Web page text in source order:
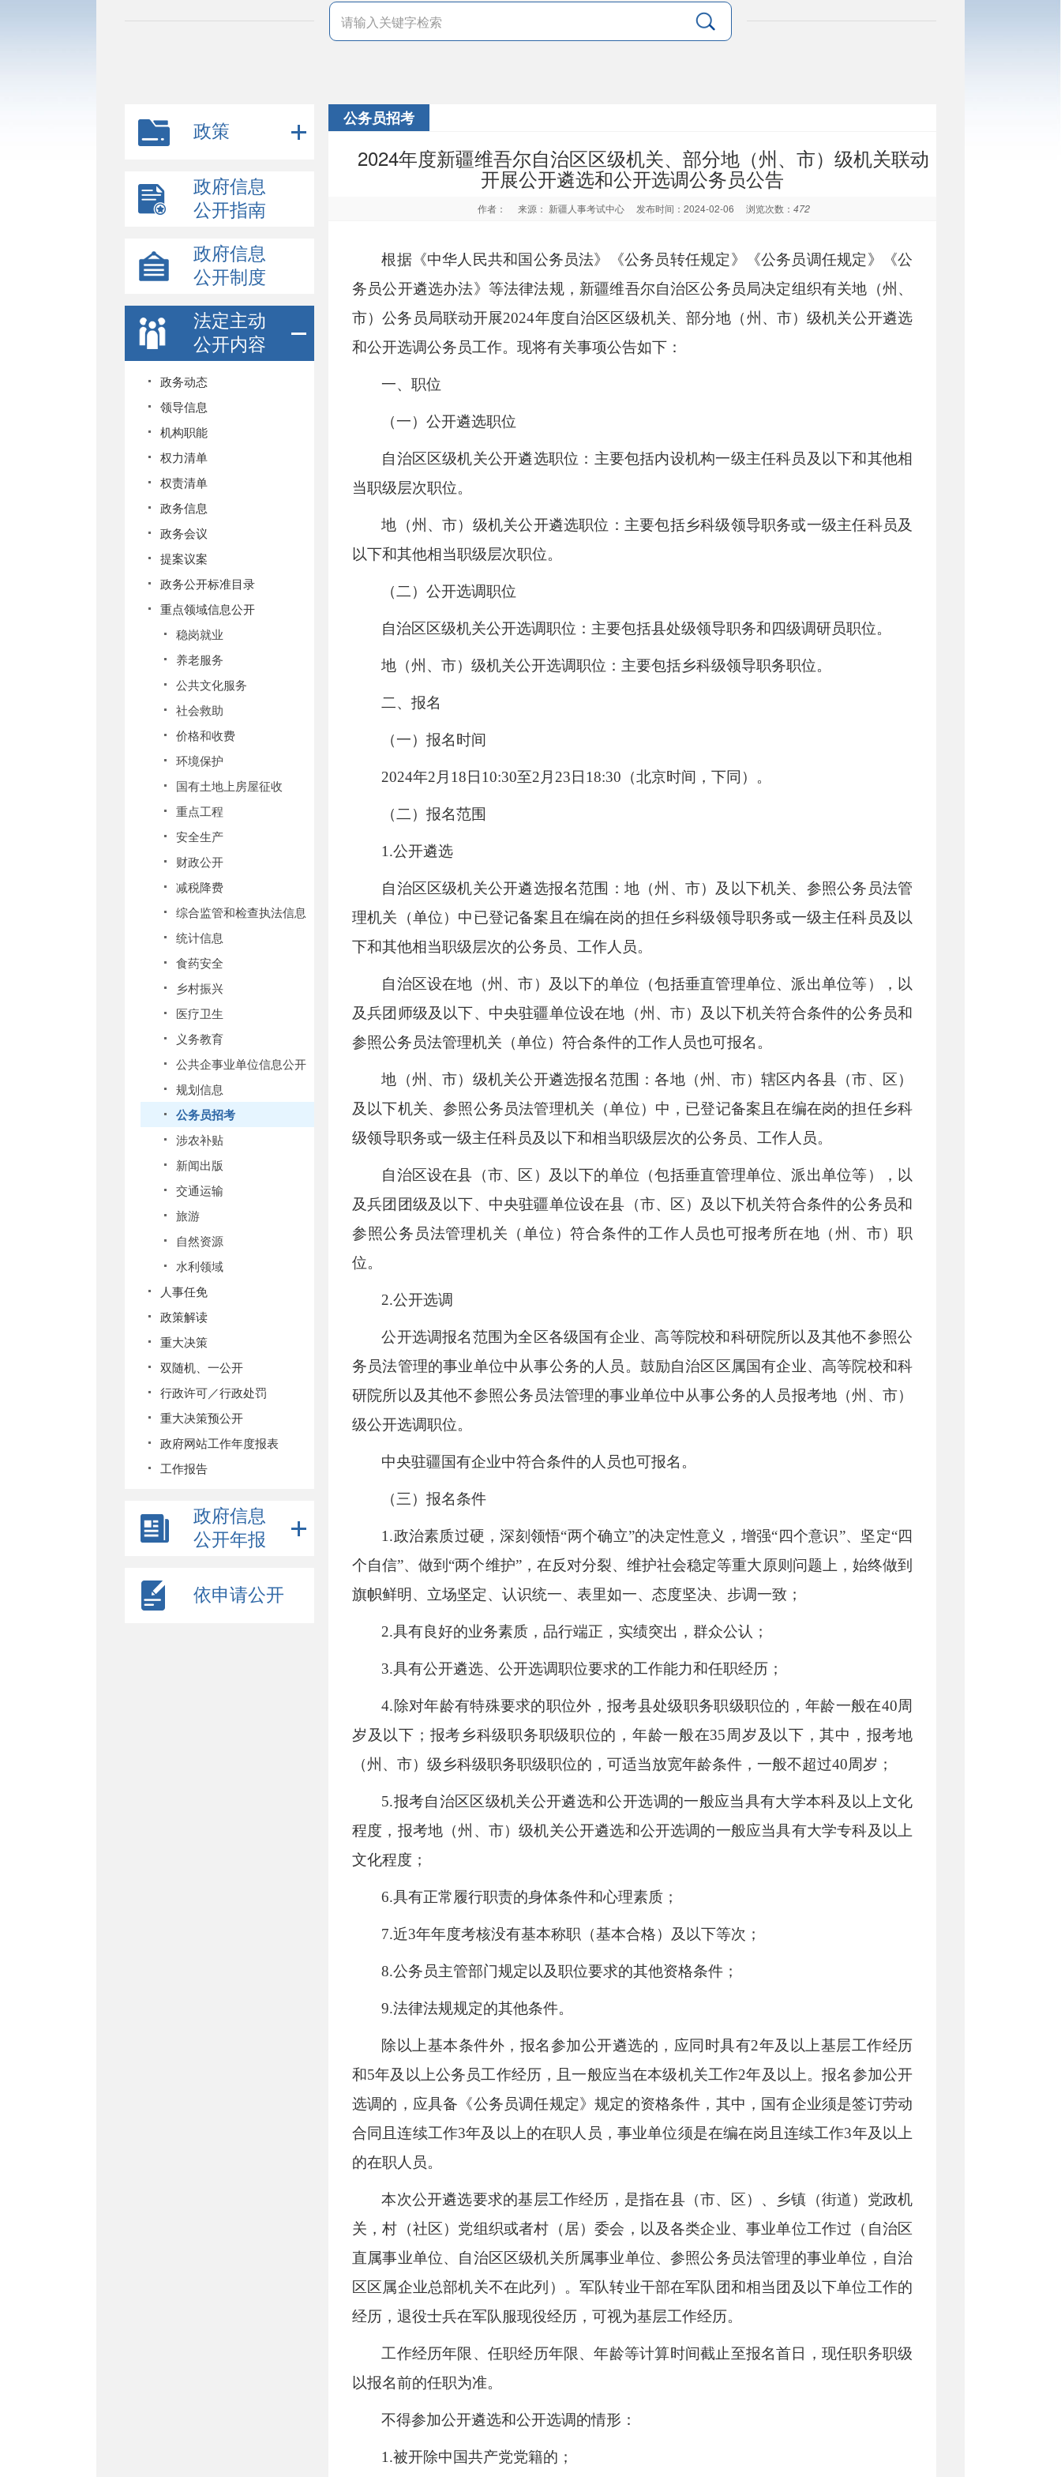
政策
政府信息
公开指南
政府信息
公开制度
法定主动
公开内容
政务动态
领导信息
机构职能
权力清单
权责清单
政务信息
政务会议
提案议案
政务公开标准目录
重点领域信息公开
稳岗就业
养老服务
公共文化服务
社会救助
价格和收费
环境保护
国有土地上房屋征收
重点工程
安全生产
财政公开
减税降费
综合监管和检查执法信息
统计信息
食药安全
乡村振兴
医疗卫生
义务教育
公共企事业单位信息公开
规划信息
公务员招考
涉农补贴
新闻出版
交通运输
旅游
自然资源
水利领域
人事任免
政策解读
重大决策
双随机、一公开
行政许可／行政处罚
重大决策预公开
政府网站工作年度报表
工作报告
政府信息
公开年报
依申请公开
公务员招考
2024年度新疆维吾尔自治区区级机关、部分地（州、市）级机关联动
开展公开遴选和公开选调公务员公告
作者： 来源： 新疆人事考试中心 发布时间：2024-02-06 浏览次数： 472
根据《中华人民共和国公务员法》《公务员转任规定》《公务员调任规定》《公
务员公开遴选办法》等法律法规，新疆维吾尔自治区公务员局决定组织有关地（州、
市）公务员局联动开展2024年度自治区区级机关、部分地（州、市）级机关公开遴选
和公开选调公务员工作。现将有关事项公告如下：
一、职位
（一）公开遴选职位
自治区区级机关公开遴选职位： 主要包括内设机构一级主任科员及以下和其他相
当职级层次职位。
地（州、市）级机关公开遴选职位： 主要包括乡科级领导职务或一级主任科员及
以下和其他相当职级层次职位。
（二）公开选调职位
自治区区级机关公开选调职位： 主要包括县处级领导职务和四级调研员职位。
地（州、市）级机关公开选调职位 ： 主要包括乡科级领导职务职位。
二、报名
（一）报名时间
2024年2 月 18 日 10:30至2 月 23 日 18:30 （北京时间，下同） 。
（二）报名范围
1.公开遴选
自治区区级机关公开遴选报名范围： 地（州、市）及以下机关、参照公务员法管
理机关（单位）中已登记备案且在编在岗的担任乡科级领导职务或一级主任科员及以
下和其他相当职级层次的公务员、工作人员。
自治区设在地（州、市）及以下的单位（包括垂直管理单位、派出单位等），以
及兵团师级及以下、中央驻疆单位设在地（州、市）及以下机关符合条件的公务员和
参照公务员法管理机关（单位）符合条件的工作人员也可报名。
地（州、市）级机关公开遴选报名范围：各地（州、市）辖区内各县（市、区）
及以下机关、参照公务员法管理机关（单位）中，已登记备案且在编在岗的担任乡科
级领导职务或一级主任科员及以下和相当职级层次的公务员、工作人员。
自治区设在县（市、区）及以下的单位（包括垂直管理单位、派出单位等），以
及兵团团级及以下、中央驻疆单位设在县（市、区）及以下机关符合条件的公务员和
参照公务员法管理机关（单位）符合条件的工作人员也可报考所在地（州、市）职
位。
2.公开选调
公开选调报名范围为全区各级国有企业、高等院校和科研院所以及其他不参照公
务员法管理的事业单位中从事公务的人员。鼓励自治区区属国有企业、高等院校和科
研院所以及其他不参照公务员法管理的事业单位中从事公务的人员报考地（州、市）
级公开选调职位。
中央驻疆国有企业中符合条件的人员也可报名。
（三）报名条件
1.政治素质过硬，深刻领悟“两个确立”的决定性意义，增强“四个意识”、坚定“四
个自信”、做到 “两个维护”，在反对分裂、维护社会稳定等重大原则问题上，始终做到
旗帜鲜明、立场坚定、认识统一、表里如一、态度坚决、步调一致；
2.具有良好的业务素质，品行端正，实绩突出，群众公认；
3.具有公开遴选、公开选调职位要求的工作能力和任职经历；
4.除对年龄有特殊要求的职位外，报考县处级职务职级职位的，年龄一般在40周
岁及以下；报考乡科级职务职级职位的，年龄一般在35周岁及以下，其中，报考地
（州、市）级乡科级职务职级职位的，可适当放宽年龄条件，一般不超过40周岁；
5.报考自治区区级机关公开遴选和公开选调的一般应当具有大学本科及以上文化
程度，报考地（州、市）级机关公开遴选和公开选调的一般应当具有大学专科及以上
文化程度；
6.具有正常履行职责的身体条件和心理素质；
7.近3年年度考核没有基本称职（基本合格）及以下等次；
8.公务员主管部门规定以及职位要求的其他资格条件；
9.法律法规规定的其他条件。
除以上基本条件外，报名参加公开遴选的，应同时具有2年及以上基层工作经历
和5年及以上公务员工作经历，且一般应当在本级机关工作2年及以上。报名参加公开
选调的，应具备《公务员调任规定》规定的资格条件，其中，国有企业须是签订劳动
合同且连续工作3年及以上的在职人员，事业单位须是在编在岗且连续工作3年及以上
的在职人员。
本次公开遴选要求的基层工作经历，是指在县（市、区）、乡镇（街道）党政机
关，村（社区）党组织或者村（居）委会，以及各类企业、事业单位工作过（自治区
直属事业单位、自治区区级机关所属事业单位、参照公务员法管理的事业单位，自治
区区属企业总部机关不在此列）。军队转业干部在军队团和相当团及以下单位工作的
经历，退役士兵在军队服现役经历，可视为基层工作经历。
工作经历年限、任职经历年限、年龄等计算时间截止至报名首日，现任职务职级
以报名前的任职为准。
不得参加公开遴选和公开选调的情形：
1.被开除中国共产党党籍的；